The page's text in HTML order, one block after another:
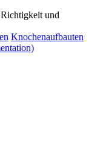
und
Knochenaufbauten